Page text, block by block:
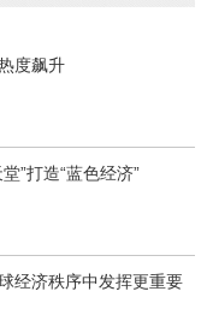
度飙升
”打造“蓝色经济”
经济秩序中发挥更重要